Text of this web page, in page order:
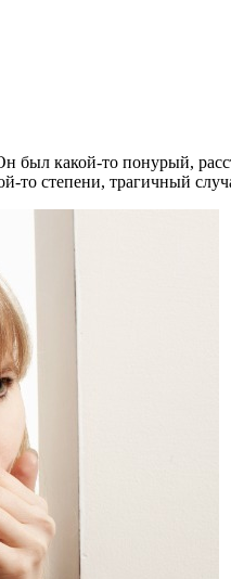
был какой-то понурый,
степени, трагичный